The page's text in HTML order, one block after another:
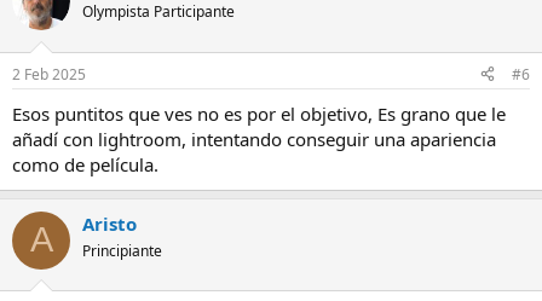
Olympista Participante
2 Feb 2025 #6
Esos puntitos que ves no es por el objetivo, Es grano que le
añadí con lightroom, intentando conseguir una apariencia
como de película.
A Aristo
Principiante